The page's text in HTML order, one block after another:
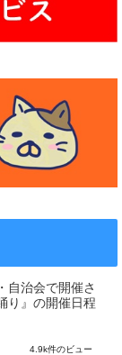
自治会で開催さ
り』の開催日程
4.9k件のビュー